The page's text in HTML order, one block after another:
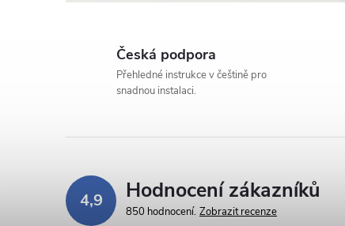
Česká podpora
Přehledné instrukce v češtině pro
snadnou instalaci.
4,9 Hodnocení zákazníků
850 hodnocení Zobrazit recenze